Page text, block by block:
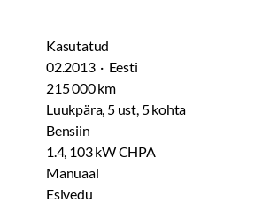
Kasutatud
02.2013 · Eesti
215 000 km
Luukpära, 5 ust, 5 kohta
Bensiin
1.4, 103 kW CHPA
Manuaal
Esivedu